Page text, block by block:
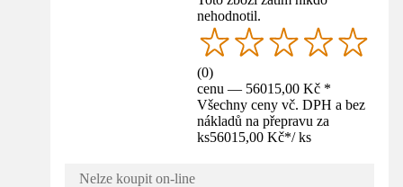
nehodnotil.
(0)
cenu — 56015,00 Kč *
Všechny ceny vč. DPH a bez
nákladů na přepravu za
ks56015,00 Kč*/ ks
Nelze koupit on-line